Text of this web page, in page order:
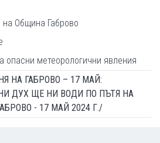
Община Габрово
опасни метеорологични явления
НА ГАБРОВО – 17 МАЙ:
ДУХ ЩЕ НИ ВОДИ ПО ПЪТЯ НА
- 17 МАЙ 2024 Г./